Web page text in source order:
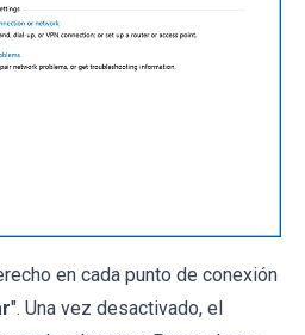
en cada punto de conexión
". Una vez desactivado, el